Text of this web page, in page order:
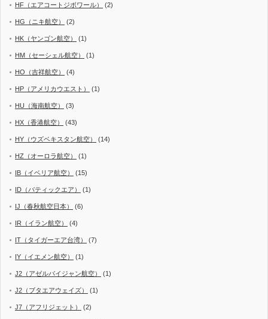
HF（エアコートジボワール） (2)
HG（ニキ航空） (2)
HK（ヤンゴン航空） (1)
HM（セーシェル航空） (1)
HO（吉祥航空） (4)
HP（アメリカウエスト） (1)
HU（海南航空） (3)
HX（香港航空） (43)
HY（ウズベキスタン航空） (14)
HZ（オーロラ航空） (1)
IB（イベリア航空） (15)
ID（バティックエア） (1)
IJ（春秋航空日本） (6)
IR（イラン航空） (4)
IT（タイガーエア台湾） (7)
IY（イエメン航空） (1)
J2（アゼルバイジャン航空） (1)
J2（ブタエアウェイズ） (1)
J7（アフリジェット） (2)